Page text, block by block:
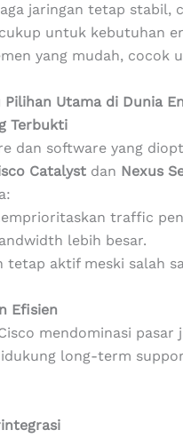
jaringan tetap
untuk kebutuhan
yang mudah, cocok
Pilihan Utama di Dunia
Terbukti
dan software yang
Catalyst dan Nexus
traffic
lebih besar.
tetap aktif meski salah
Efisien
mendominasi
long-term